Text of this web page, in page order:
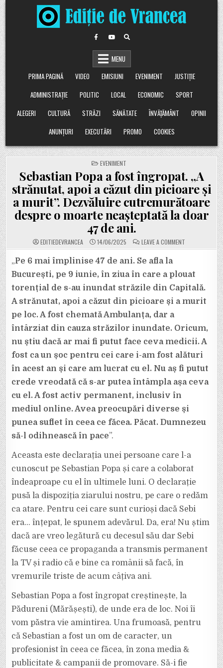
Skip
to
content
MENU
PRIMA PAGINĂ
VIDEO EMISIUNI EVENIMENT
JUSTIȚIE
ADMINISTRAȚIE
POLITIC LOCAL ECONOMIC
SPORT
ALEGERI
CULTURĂ STRĂZI SĂNĂTATE ÎNVĂȚĂMÂNT
OPINII
ANUNȚURI
EXECUTĂRI PROMO COOKIES
POSTED
IN
EVENIMENT
Sebastian Popa a fost îngropat. „A
strănutat, apoi a căzut din picioare și
a murit”. Dezvăluire cutremurătoare
despre o moarte neașteptată la doar
47 de ani.
EDITIEDEVRANCEA 14/06/2025 LEAVE A COMMENT
SEBASTIAN
ÎNGROPAT.
„A
STRĂNUTAT,
APOI
CĂZUT
A
MURIT”.
DEZVĂLUIRE
O
MOARTE
NEAȘTEPTATĂ
LA
DOAR
47
„Pe 6 mai împlinise 47 de ani. Se afla la
București, pe 9 iunie, în ziua în care a plouat
torențial de s-au inundat străzile din Capitală.
A strănutat, apoi a căzut din picioare și a murit
pe loc. A fost chemată Ambulanța, dar a
întârziat din cauza străzilor inundate. Oricum,
nu știu dacă ar mai fi putut face ceva medicii. A
fost ca un șoc pentru cei care i-am fost alături
în acest an și care am lucrat cu el. Nu aș fi putut
crede vreodată că s-ar putea întâmpla așa ceva
cu el. A fost activ permanent, inclusiv în
mediul online. Avea preocupări diverse și
punea suflet în ceea ce făcea. Păcat. Dumnezeu
să-l odihnească în pace”.
Aceasta este declarația unei persoane care l-a
cunoscut pe Sebastian Popa și care a colaborat
îndeaproape cu el în ultimele luni. O declarație
pusă la dispoziția ziarului nostru, pe care o redăm
ca atare. Pentru cei care sunt curioși dacă Sebi
era… înțepat, le spunem adevărul. Da, era! Nu știm
dacă are vreo legătură cu decesul său dar Sebi
făcuse ceea ce propaganda a transmis permanent
la TV și radio că e bine ca românii să facă, în
vremurile triste de acum câțiva ani.
Sebastian Popa a fost îngropat creștinește, la
Pădureni (Mărășești), de unde era de loc. Noi îi
vom păstra vie amintirea. Una frumoasă, pentru
că Sebastian a fost un om de caracter, un
profesionist în ceea ce făcea, în zona media &
publicitate & campanii de promovare. Să-i fie